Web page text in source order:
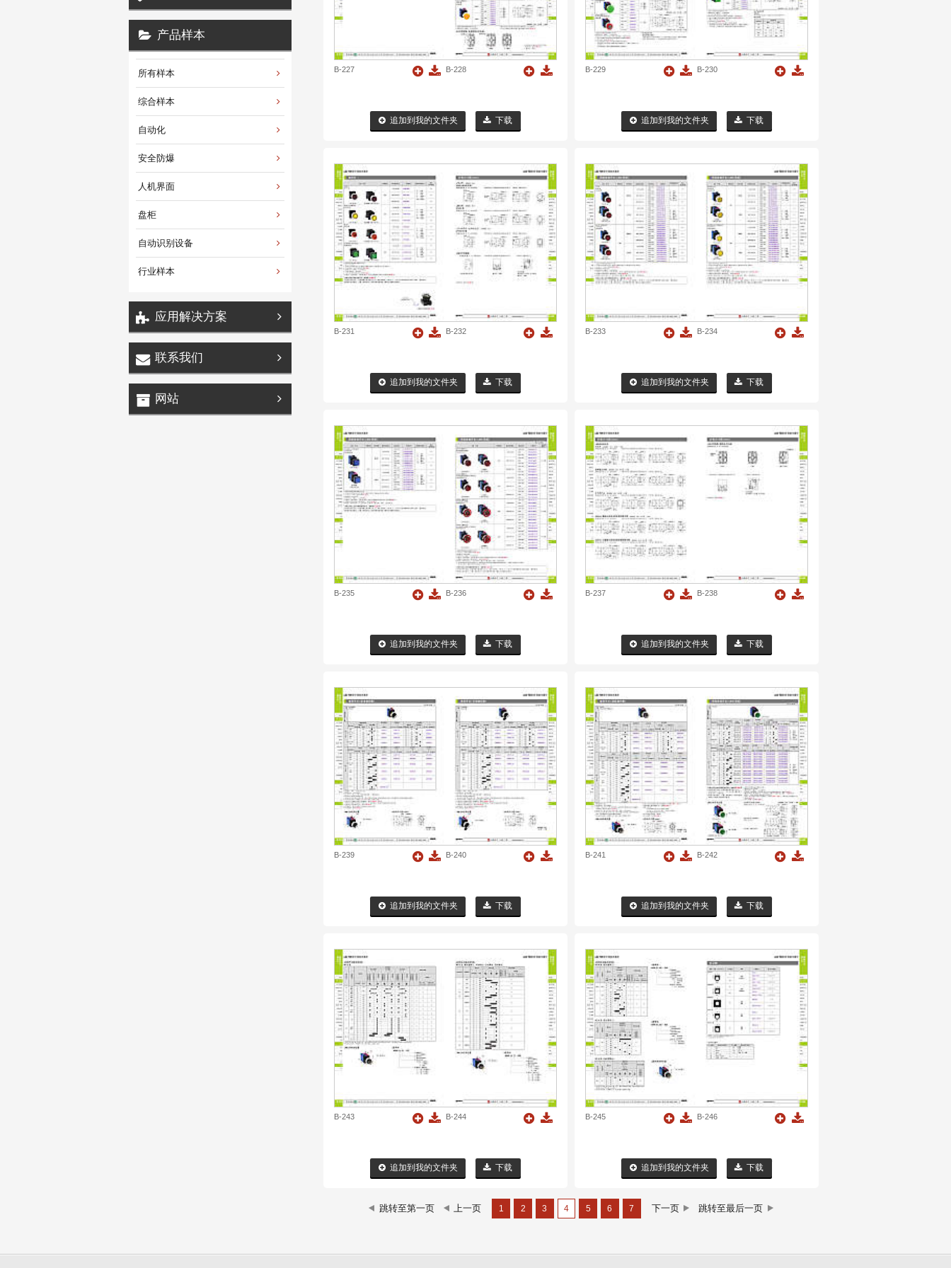
B-227 B-228
追加到我的文件夹 下载
B-229 B-230
追加到我的文件夹 下载
B-231 B-232
追加到我的文件夹 下载
B-233 B-234
追加到我的文件夹 下载
B-235 B-236
追加到我的文件夹 下载
B-237 B-238
追加到我的文件夹 下载
B-239 B-240
追加到我的文件夹 下载
B-241 B-242
追加到我的文件夹 下载
B-243 B-244
追加到我的文件夹 下载
B-245 B-246
追加到我的文件夹 下载
1 2 3 4 5 6 7
产品样本
所有样本
综合样本
自动化
安全防爆
人机界面
盘柜
自动识别设备
行业样本
应用解决方案
联系我们
网站